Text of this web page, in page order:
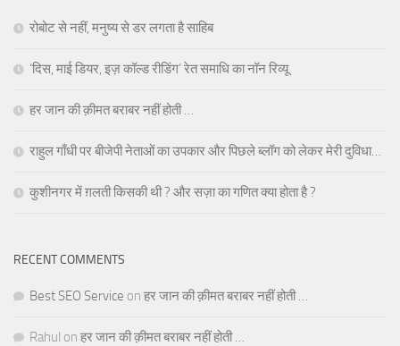
रोबोट से नहीं, मनुष्य से डर लगता है साहिब
‘दिस, माई डियर, इज़ कॉल्ड रीडिंग’ रेत समाधि का नॉन रिव्यू
हर जान की क़ीमत बराबर नहीं होती …
राहुल गाँधी पर बीजेपी नेताओं का उपकार और पिछले ब्लॉग को लेकर मेरी दुविधा…
कुशीनगर में ग़लती किसकी थी ? और सज़ा का गणित क्या होता है ?
RECENT COMMENTS
Best SEO Service on हर जान की क़ीमत बराबर नहीं होती …
Rahul on हर जान की क़ीमत बराबर नहीं होती …